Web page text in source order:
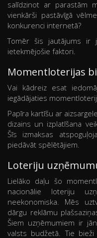
salīdzinot ar parastām
vienkārši pastāvīgā
konkurenci internetā?
Tomēr šis jautājums ir
ietekmējošie faktori.
Momentloterijas
Vai kādreiz esat
iegādājaties
Papīra kartīšu ar
dizains un izplatīšana
Šīs izmaksas
piedāvāt spēlētājiem.
Loteriju
Lielāko daļu šo
nacionālie loteriju
neekonomiska. Mēs
dārgu reklāmu
Šiem uzņēmumiem ir
valsts budžetā. Tie